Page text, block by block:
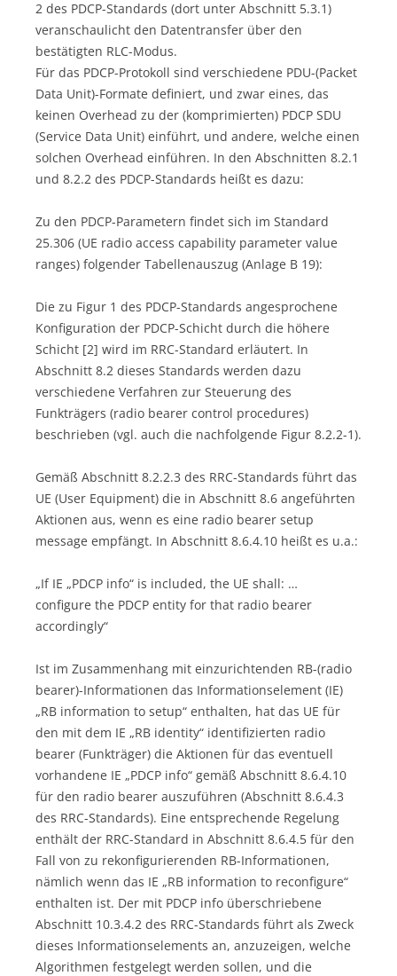
2 des PDCP-Standards (dort unter Abschnitt 5.3.1)
veranschaulicht den Datentransfer über den
bestätigten RLC-Modus.
Für das PDCP-Protokoll sind verschiedene PDU-(Packet
Data Unit)-Formate definiert, und zwar eines, das
keinen Overhead zu der (komprimierten) PDCP SDU
(Service Data Unit) einführt, und andere, welche einen
solchen Overhead einführen. In den Abschnitten 8.2.1
und 8.2.2 des PDCP-Standards heißt es dazu:
Zu den PDCP-Parametern findet sich im Standard
25.306 (UE radio access capability parameter value
ranges) folgender Tabellenauszug (Anlage B 19):
Die zu Figur 1 des PDCP-Standards angesprochene
Konfiguration der PDCP-Schicht durch die höhere
Schicht [2] wird im RRC-Standard erläutert. In
Abschnitt 8.2 dieses Standards werden dazu
verschiedene Verfahren zur Steuerung des
Funkträgers (radio bearer control procedures)
beschrieben (vgl. auch die nachfolgende Figur 8.2.2-1).
Gemäß Abschnitt 8.2.2.3 des RRC-Standards führt das
UE (User Equipment) die in Abschnitt 8.6 angeführten
Aktionen aus, wenn es eine radio bearer setup
message empfängt. In Abschnitt 8.6.4.10 heißt es u.a.:
„If IE „PDCP info“ is included, the UE shall: …
configure the PDCP entity for that radio bearer
accordingly“
Ist im Zusammenhang mit einzurichtenden RB-(radio
bearer)-Informationen das Informationselement (IE)
„RB information to setup“ enthalten, hat das UE für
den mit dem IE „RB identity“ identifizierten radio
bearer (Funkträger) die Aktionen für das eventuell
vorhandene IE „PDCP info“ gemäß Abschnitt 8.6.4.10
für den radio bearer auszuführen (Abschnitt 8.6.4.3
des RRC-Standards). Eine entsprechende Regelung
enthält der RRC-Standard in Abschnitt 8.6.4.5 für den
Fall von zu rekonfigurierenden RB-Informationen,
nämlich wenn das IE „RB information to reconfigure“
enthalten ist. Der mit PDCP info überschriebene
Abschnitt 10.3.4.2 des RRC-Standards führt als Zweck
dieses Informationselements an, anzuzeigen, welche
Algorithmen festgelegt werden sollen, und die